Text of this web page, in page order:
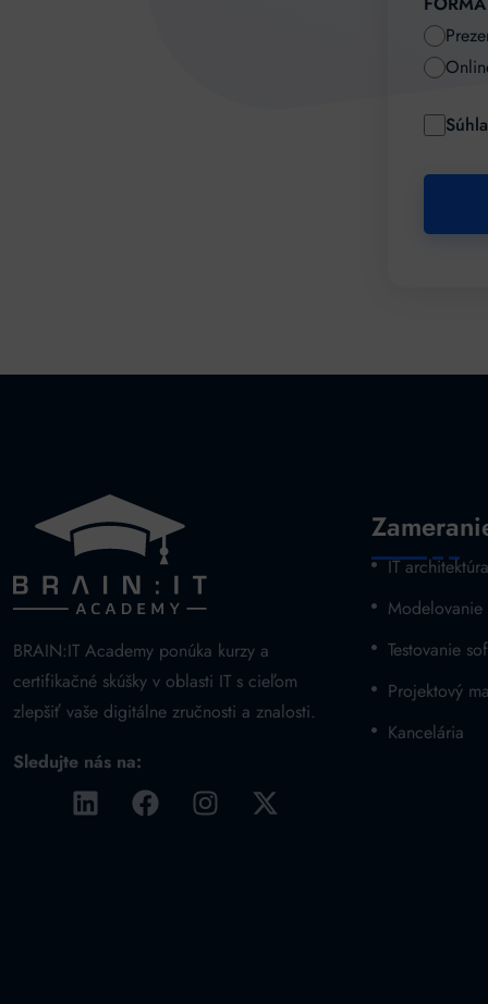
BRAIN:IT Academy ponúka kurzy a
certifikačné skúšky v oblasti IT s cieľom
zlepšiť vaše digitálne zručnosti a znalosti.
Sledujte nás na:
IT architektúra
Modelovanie
Testovanie
Projektový
Kancelária